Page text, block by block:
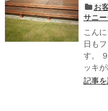
お
サニ
こん
日も
す。
ッキ
記事